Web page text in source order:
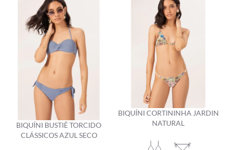
BIQUÍNI BUSTIÊ TORCIDO
CLÁSSICOS AZUL SECO
BIQUÍNI CORTININHA JARDIN
NATURAL